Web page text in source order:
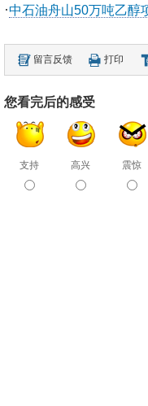
·中石油舟山50万吨乙醇
留言反馈 打印
您看完后的感受
支持 高兴 震惊